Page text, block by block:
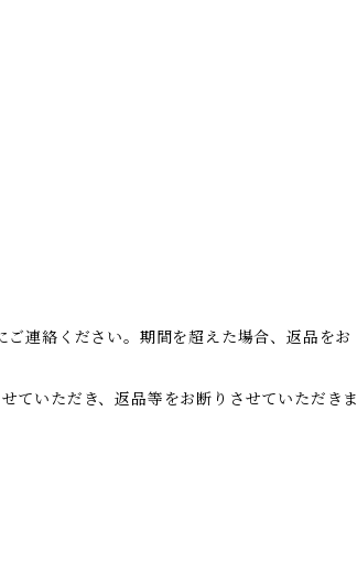
連絡ください。期間を超えた場合、返品をお
ていただき、返品等をお断りさせていただきま